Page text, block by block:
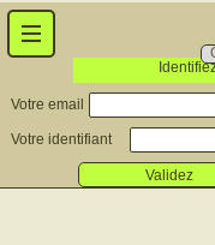
Votre email
Votre identifiant
Validez